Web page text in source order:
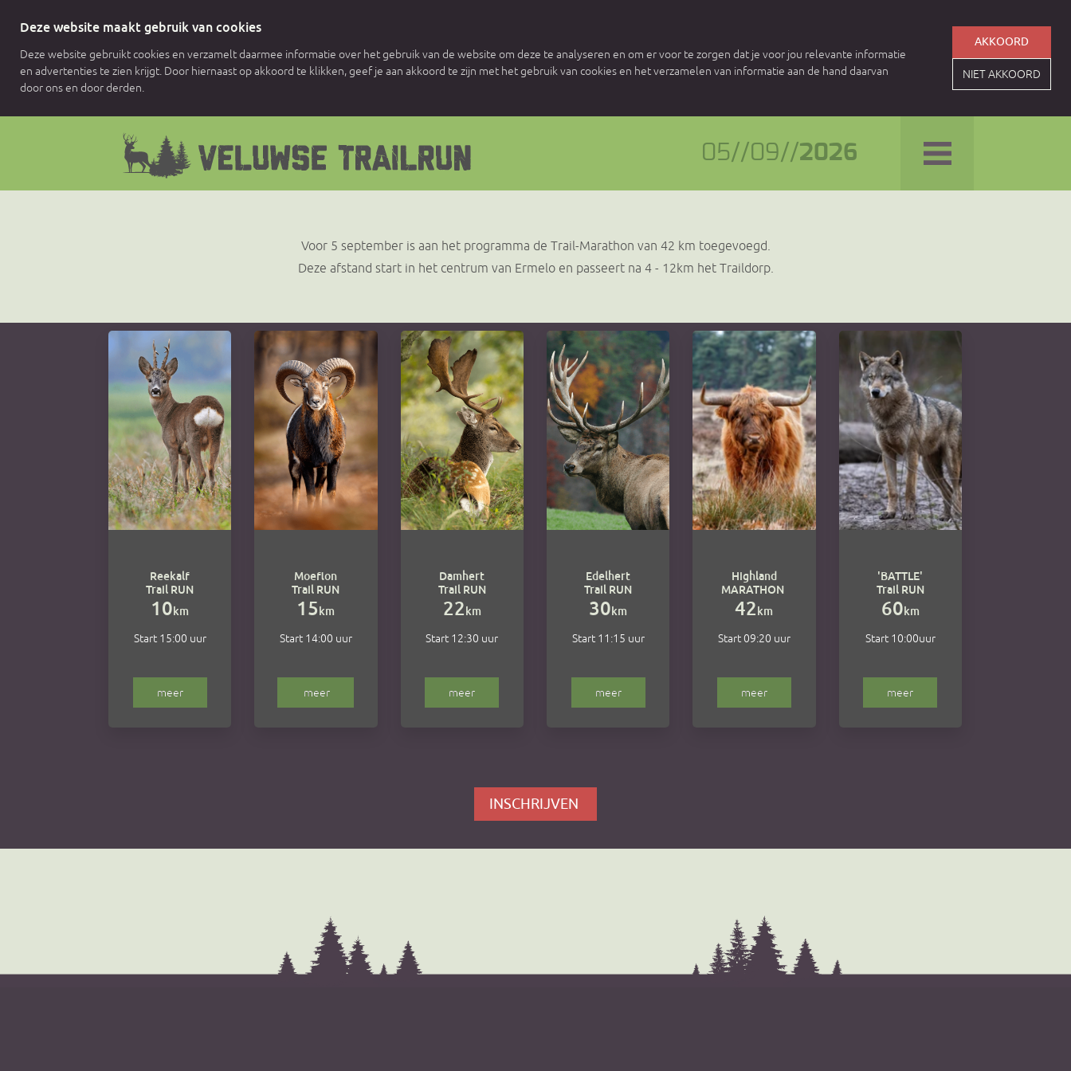
Deze website maakt gebruik van cookies
Deze website gebruikt cookies en verzamelt daarmee informatie over het gebruik van de website om deze te analyseren en om er voor te zorgen dat je voor jou relevante informatie
en advertenties te zien krijgt. Door hiernaast op akkoord te klikken, geef je aan akkoord te zijn met het gebruik van cookies en het verzamelen van informatie aan de hand daarvan
door ons en door derden.
AKKOORD
NIET AKKOORD
05//09//2026
Voor 5 september is aan het programma de Trail-Marathon van 42 km toegevoegd.
Deze afstand start in het centrum van Ermelo en passeert na 4 - 12km het Traildorp.
Reekalf
Trail RUN
10km
Start 15:00 uur
meer
Moeflon
Trail RUN
15km
Start 14:00 uur
meer
Damhert
Trail RUN
22km
Start 12:30 uur
meer
Edelhert
Trail RUN
30km
Start 11:15 uur
meer
Highland
MARATHON
42km
Start 09:20 uur
meer
'BATTLE'
Trail RUN
60km
Start 10:00uur
meer
INSCHRIJVEN